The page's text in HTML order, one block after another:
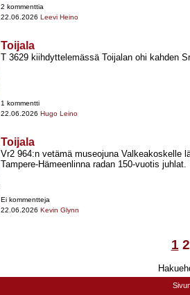
2 kommenttia
22.06.2026 Leevi Heino
Toijala
T 3629 kiihdyttelemässä Toijalan ohi kahden
1 kommentti
22.06.2026 Hugo Leino
Toijala
Vr2 964:n vetämä museojuna Valkeakoskelle
Tampere-​Hämeenlinna radan 150-​vuotis juhlat.
Ei kommentteja
22.06.2026 Kevin Glynn
1 2